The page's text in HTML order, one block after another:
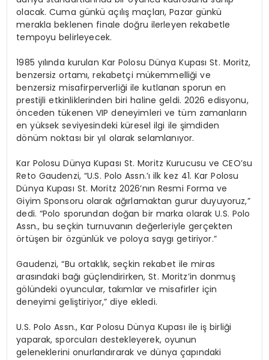
olacak. Cuma günkü açılış maçları, Pazar günkü
merakla beklenen finale doğru ilerleyen rekabetle
tempoyu belirleyecek.
1985 yılında kurulan Kar Polosu Dünya Kupası St. Moritz,
benzersiz ortamı, rekabetçi mükemmelliği ve
benzersiz misafirperverliği ile kutlanan sporun en
prestijli etkinliklerinden biri haline geldi. 2026 edisyonu,
önceden tükenen VIP deneyimleri ve tüm zamanların
en yüksek seviyesindeki küresel ilgi ile şimdiden
dönüm noktası bir yıl olarak selamlanıyor.
Kar Polosu Dünya Kupası St. Moritz Kurucusu ve CEO’su
Reto Gaudenzi, “U.S. Polo Assn.’ı ilk kez 41. Kar Polosu
Dünya Kupası St. Moritz 2026’nın Resmi Forma ve
Giyim Sponsoru olarak ağırlamaktan gurur duyuyoruz,”
dedi. “Polo sporundan doğan bir marka olarak U.S. Polo
Assn., bu seçkin turnuvanın değerleriyle gerçekten
örtüşen bir özgünlük ve poloya saygı getiriyor.”
Gaudenzi, “Bu ortaklık, seçkin rekabet ile miras
arasındaki bağı güçlendirirken, St. Moritz’in donmuş
gölündeki oyuncular, takımlar ve misafirler için
deneyimi geliştiriyor,” diye ekledi.
U.S. Polo Assn., Kar Polosu Dünya Kupası ile iş birliği
yaparak, sporcuları destekleyerek, oyunun
geleneklerini onurlandırarak ve dünya çapındaki